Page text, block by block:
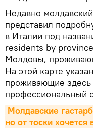
Недавно
представил
в Италии под
residents by
Молдовы,
На этой карте
проживающие
профессиональный
Молдавские
но от тоски хочется